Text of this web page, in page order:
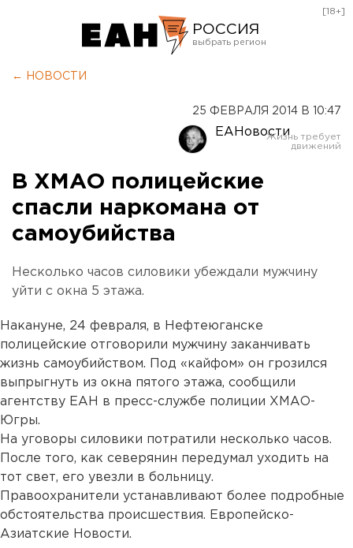
РОССИЯ
Оренбург
[18+]
← НОВОСТИ
25 ФЕВРАЛЯ 2014 В 10:47
ЕАНовости
В ХМАО полицейские
спасли наркомана от
самоубийства
Несколько часов силовики убеждали мужчину
уйти с окна 5 этажа.
Накануне, 24 февраля, в Нефтеюганске
полицейские отговорили мужчину заканчивать
жизнь самоубийством. Под «кайфом» он грозился
выпрыгнуть из окна пятого этажа, сообщили
агентству ЕАН в пресс-службе полиции ХМАО-
Югры.
На уговоры силовики потратили несколько часов.
После того, как северянин передумал уходить на
тот свет, его увезли в больницу.
Правоохранители устанавливают более подробные
обстоятельства происшествия. Европейско-
Азиатские Новости.